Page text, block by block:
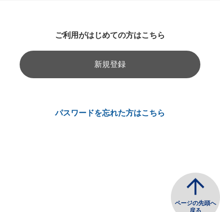
ご利用がはじめての方はこちら
新規登録
パスワードを忘れた方はこちら
ページの先頭へ
戻る